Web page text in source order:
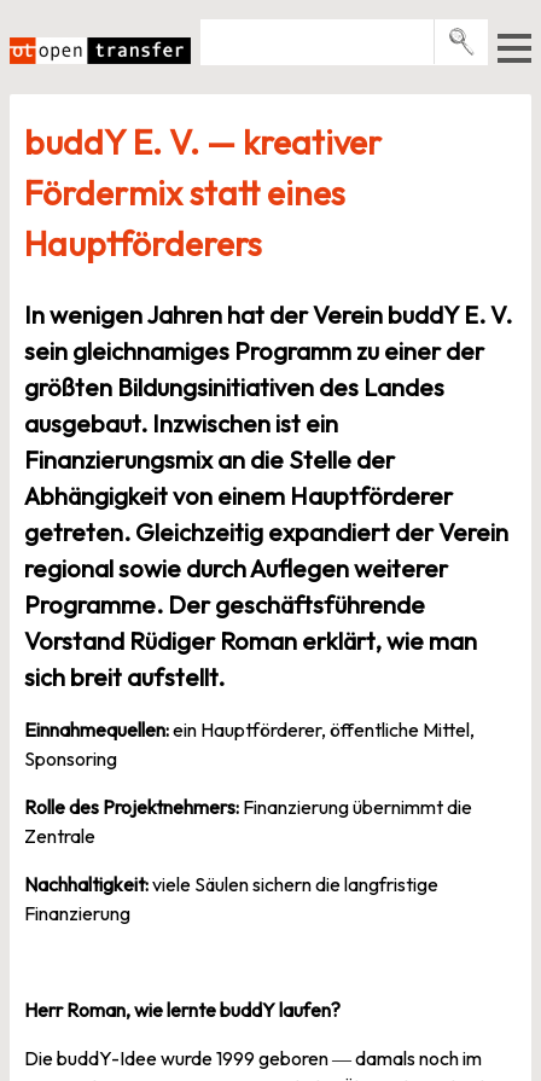
Inhalt
springen
Events
E-Books
Newsletter
buddY E. V. — kreativer
Fördermix statt eines
Hauptförderers
In wenigen Jahren hat der Verein buddY E. V.
sein gleichnamiges Programm zu einer der
größten Bildungsinitiativen des Landes
ausgebaut. Inzwischen ist ein
Finanzierungsmix an die Stelle der
Abhängigkeit von einem Hauptförderer
getreten. Gleichzeitig expandiert der Verein
regional sowie durch Auflegen weiterer
Programme. Der geschäftsführende
Vorstand Rüdiger Roman erklärt, wie man
sich breit aufstellt.
Einnahmequellen:ein Hauptförderer, öffentliche Mittel,
Sponsoring
Rolle des Projektnehmers: Finanzierung übernimmt die
Zentrale
Nachhaltigkeit:viele Säulen sichern die langfristige
Finanzierung
Herr Roman, wie lernte buddY laufen?
Die buddY-Idee wurde 1999 geboren—damals noch im